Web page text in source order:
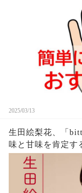
2025/03/13
生田絵梨花、「
味と甘味を肯定す